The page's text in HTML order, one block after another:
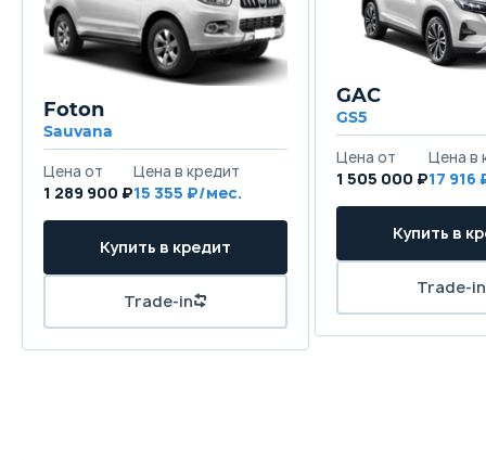
Foton
Sauvana
1 289 900 ₽15 355
GAC
GS5
1 505 000 ₽17 916